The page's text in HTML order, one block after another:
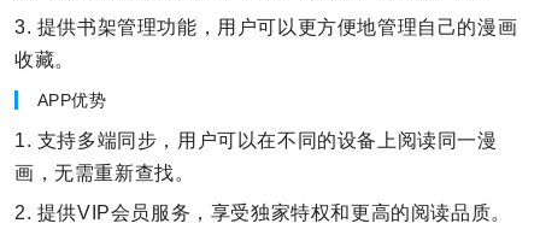
3. 提供书架管理功能，用户可以更方便地管理自己的漫画
收藏。
APP优势
1. 支持多端同步，用户可以在不同的设备上阅读同一漫
画，无需重新查找。
2. 提供VIP会员服务，享受独家特权和更高的阅读品质。